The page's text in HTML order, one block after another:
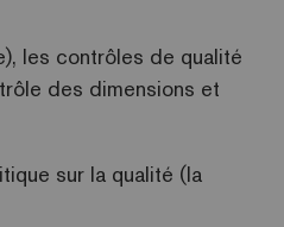
les contrôles de qualité
des dimensions et
sur la qualité (la